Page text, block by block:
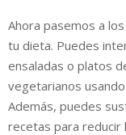
Ahora pasemos a
tu dieta. Puedes
ensaladas o platos
vegetarianos
Además, puedes
recetas para reducir